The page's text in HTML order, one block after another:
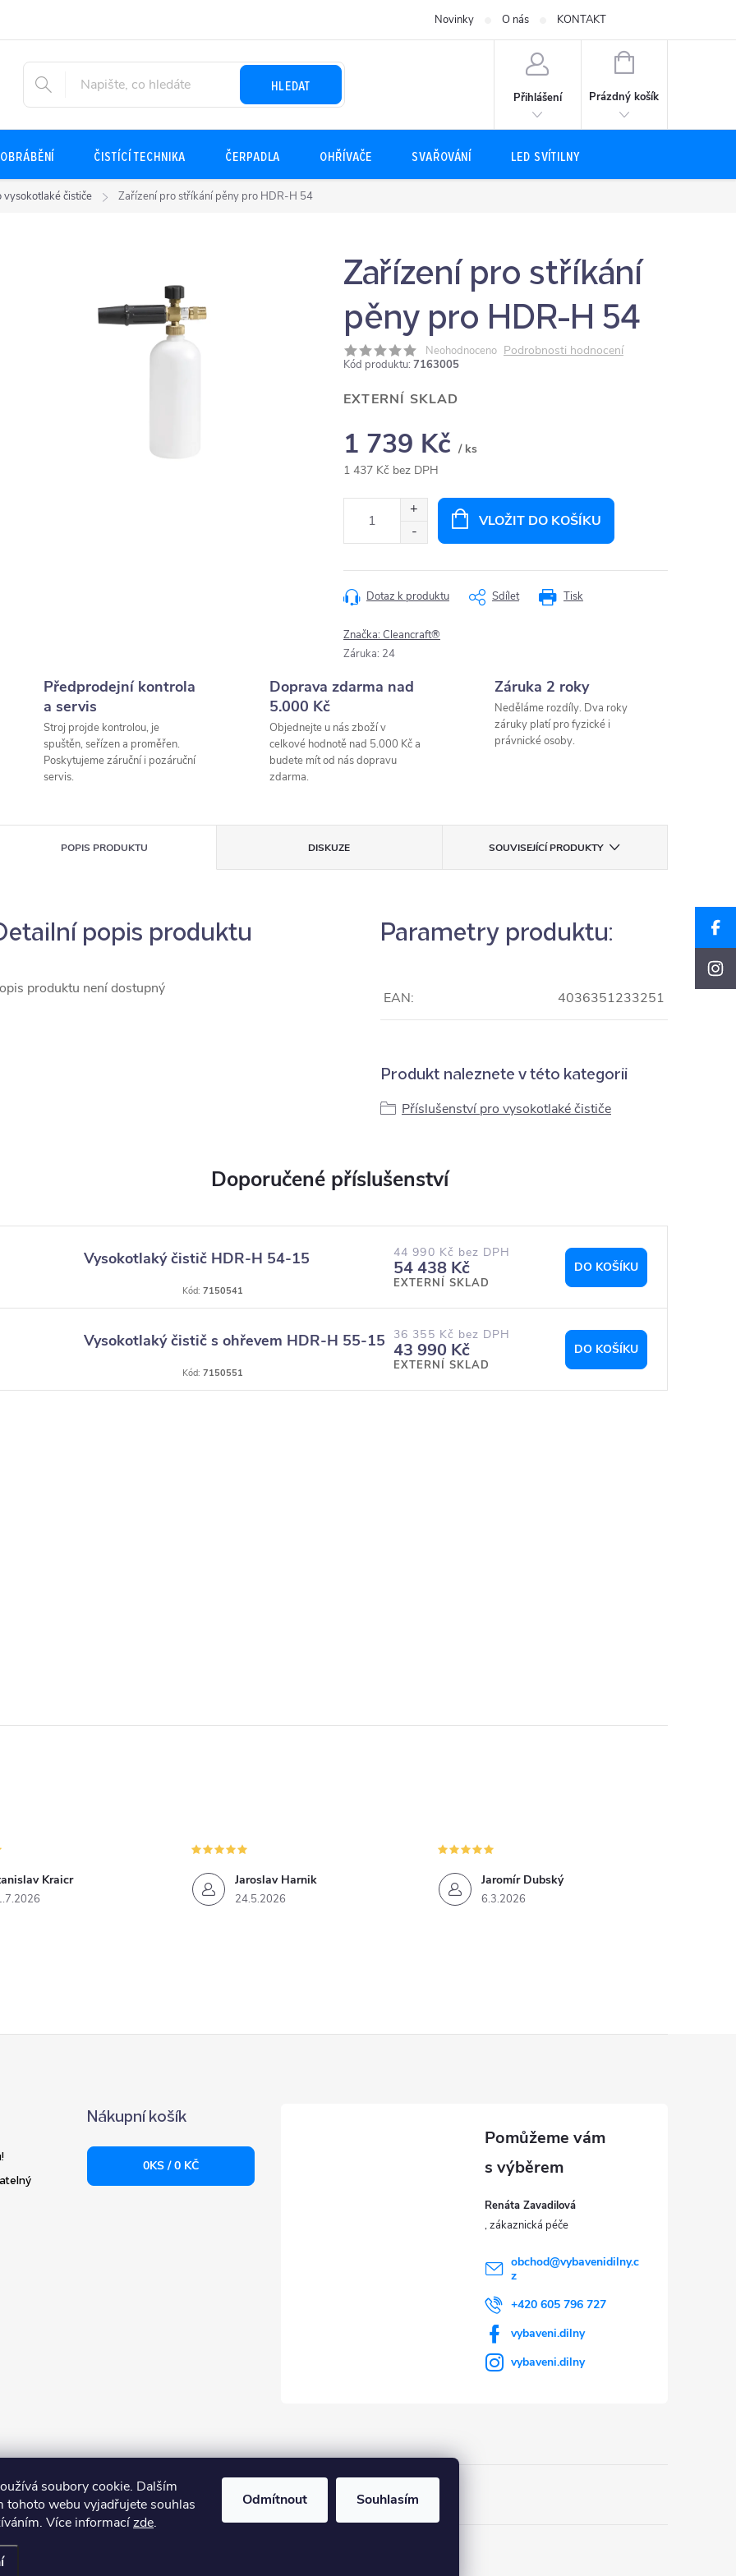
soubory cookie. Dalším
tohoto webu vyjadřujete souhlas
Více informacízde.
Odmítnout Souhlasím
Novinky O nás KONTAKT
HLEDAT
Přihlášení
NÁKUPNÍ
Prázdný košík
ČISTÍCÍ TECHNIKA ČERPADLA OHŘÍVAČE SVAŘOVÁNÍ LED SVÍTILNY
vysokotlaké čističe Zařízení pro stříkání pěny pro HDR-H 54
Zařízení pro stříkání
pěny pro HDR-H 54
Neohodnoceno Podrobnosti hodnocení
Kód produktu: 7163005
EXTERNÍ SKLAD
1 739 Kč / ks
1 437 Kč bez DPH
VLOŽIT DO KOŠÍKU
Tisk
Dotaz k produktu Sdílet
Značka:Cleancraft®
Záruka: 24
Předprodejní kontrola
a servis
Stroj projde kontrolou, je
spuštěn, seřízen a proměřen.
Poskytujeme záruční i pozáruční
servis.
Doprava zdarma nad
5.000 Kč
Objednejte u nás zboží v
celkové hodnotě nad 5.000 Kč a
budete mít od nás dopravu
zdarma.
Záruka 2 roky
Neděláme rozdíly. Dva roky
záruky platí pro fyzické i
právnické osoby.
POPIS PRODUKTU DISKUZE SOUVISEJÍCÍ PRODUKTY
popis produktu
produktu není dostupný
Parametry produktu:
EAN: 4036351233251
Produkt naleznete v této kategorii
Příslušenství pro vysokotlaké čističe
Vysokotlaký čistič HDR-H 54-15 44 990 Kč bez DPH
54 438 Kč
EXTERNÍ SKLAD
DO KOŠÍKU
Kód: 7150541
Vysokotlaký čistič s ohřevem HDR-H 55-15 36 355 Kč bez DPH
43 990 Kč
EXTERNÍ SKLAD
DO KOŠÍKU
Kód: 7150551
Kraicr Jaroslav Harnik
24.5.2026
Jaromír Dubský
6.3.2026
Nákupní košík
0KS /0 KČ
Renáta Zavadilová
obchod@vybavenidilny.c
z
+420 605 796 727
vybaveni.dilny
vybaveni.dilny